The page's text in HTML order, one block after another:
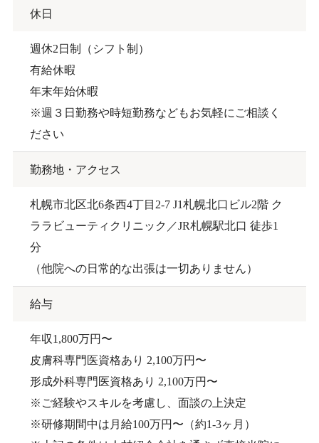
休日
週休2日制（シフト制）
有給休暇
年末年始休暇
※週３日勤務や時短勤務などもお気軽にご相談く
ださい
勤務地・アクセス
札幌市北区北6条⻄4丁⽬2-7 J1札幌北⼝ビル2階 ク
ララビューティクリニック／JR札幌駅北口 徒歩1
分
（他院への⽇常的な出張は⼀切ありません）
給与
年収1,800万円〜
皮膚科専門医資格あり 2,100万円〜
形成外科専門医資格あり 2,100万円〜
※ご経験やスキルを考慮し、面談の上決定
※研修期間中は月給100万円〜（約1-3ヶ月）